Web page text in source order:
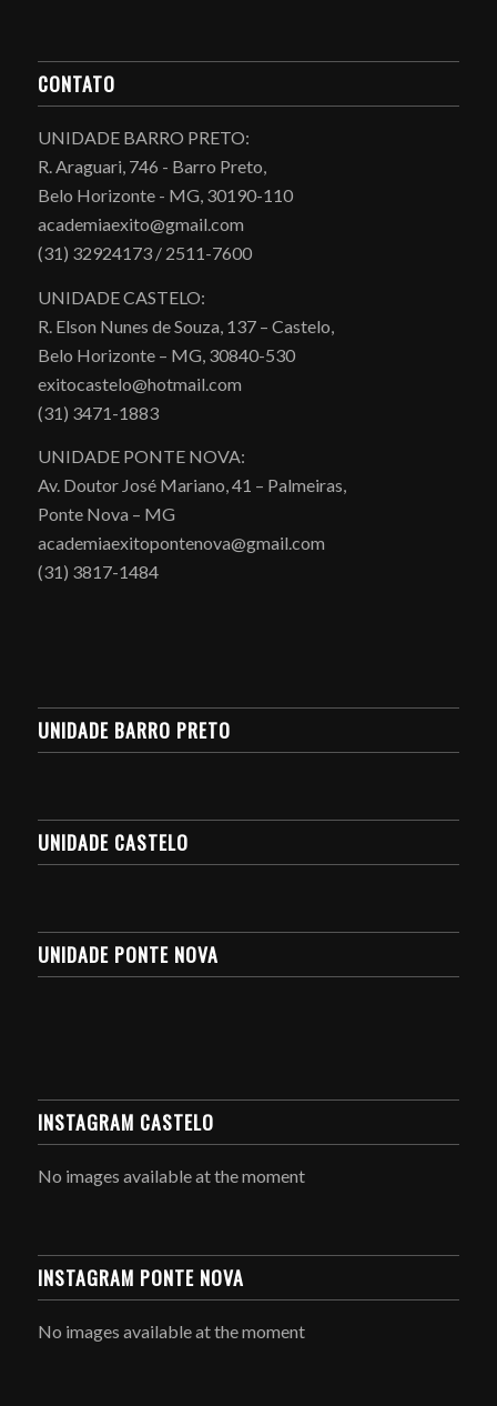
CONTATO
UNIDADE BARRO PRETO:
R. Araguari, 746 - Barro Preto,
Belo Horizonte - MG, 30190-110
academiaexito@gmail.com
(31) 32924173 / 2511-7600
UNIDADE CASTELO:
R. Elson Nunes de Souza, 137 – Castelo,
Belo Horizonte – MG, 30840-530
exitocastelo@hotmail.com
(31) 3471-1883
UNIDADE PONTE NOVA:
Av. Doutor José Mariano, 41 – Palmeiras,
Ponte Nova – MG
academiaexitopontenova@gmail.com
(31) 3817-1484
UNIDADE BARRO PRETO
UNIDADE CASTELO
UNIDADE PONTE NOVA
INSTAGRAM CASTELO
No images available at the moment
INSTAGRAM PONTE NOVA
No images available at the moment